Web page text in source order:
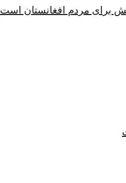
برای مردم افغانستان است